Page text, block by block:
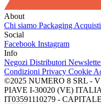
About
Chi siamo Packaging
Social
Facebook Instagram
Info
Negozi Distributori
Condizioni Privacy Cookie
©2025 NUMERO 8 SRL -
PIAVE I-30020 (VE)
IT03591110279 -